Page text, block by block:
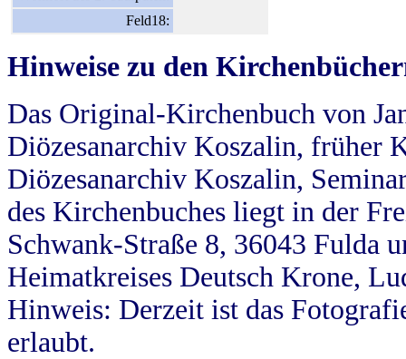
Feld18:
Hinweise zu den
Das Original-Kirchenbuch von
Diözesanarchiv Koszalin, früher
Diözesanarchiv Koszalin,
des Kirchenbuches liegt in der
Schwank-Straße 8, 36043 Fulda
Heimatkreises Deutsch Krone,
Hinweis: Derzeit ist das
erlaubt.